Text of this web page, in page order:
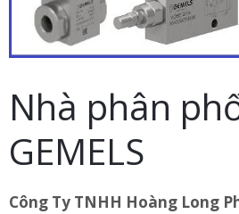
Nhà phân
GEMELS
Công Ty TNHH Hoàng Long